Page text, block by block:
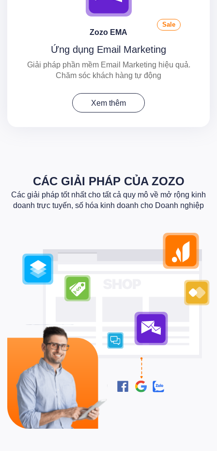
Zozo EMA
Sale
Ứng dụng Email Marketing
Giải pháp phần mềm Email Marketing hiệu quả.
Chăm sóc khách hàng tự động
Xem thêm
CÁC GIẢI PHÁP CỦA ZOZO
Các giải pháp tốt nhất cho tất cả quy mô về mở rộng kinh
doanh trực tuyến, số hóa kinh doanh cho Doanh nghiệp